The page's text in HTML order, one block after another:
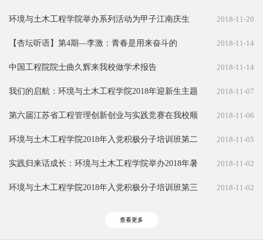
环境与土木工程学院举办系列活动为甲子江南庆生 2018-11-20
【杏坛听语】第4期—李激：青春是用来奋斗的 2018-11-14
中国工程院院士曲久辉来我校做学术报告 2018-11-14
我们的启航：环境与土木工程学院2018年迎新生主题
2018-11-07
第六届江苏省工程管理创新创业与实践竞赛在我校顺
2018-11-06
环境与土木工程学院2018年入党积极分子培训班第二
2018-11-05
实践归来话成长：环境与土木工程学院举办2018年暑
2018-11-02
环境与土木工程学院2018年入党积极分子培训班第三
2018-11-02
查看更多